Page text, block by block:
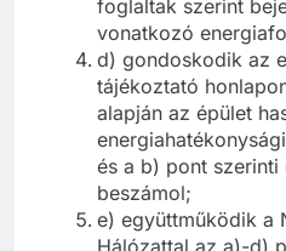
foglaltak szerint
vonatkozó
d) gondoskodik az
tájékoztató
alapján az épület
és a b) pont szerinti
beszámol;
e) együttműködik a
Hálózattal az a)-d)